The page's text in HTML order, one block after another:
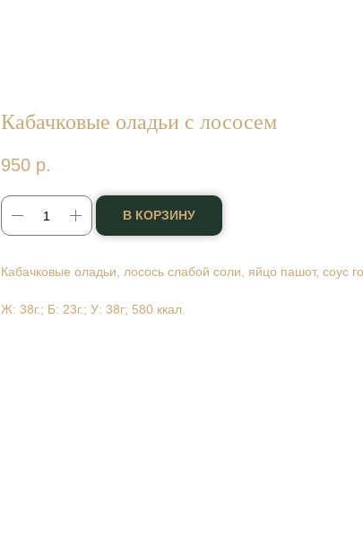
Кабачковые оладьи с лососем
950 р.
В КОРЗИНУ
Кабачковые оладьи, лосось слабой соли, яйцо пашот, соус
Ж: 38г.; Б: 23г.; У: 38г; 580 ккал.